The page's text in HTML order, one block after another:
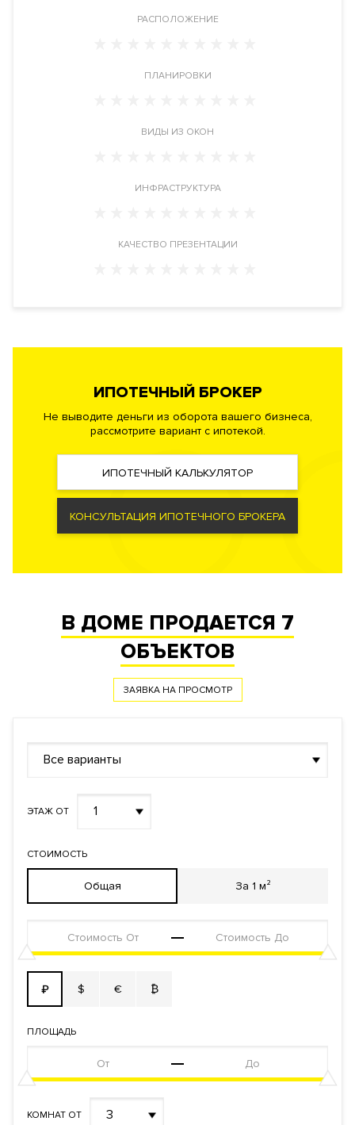
. Зона отдыха. Круглосуточная служба
Видеонаблюдение периметра.
Документы ЗАЯВКА НА ЮРИДИЧЕСКУЮ КОНСУЛЬТАЦИЮ
правообладания
договору
Жилой
РАСПОЛОЖЕНИЕ
ПЛАНИРОВКИ
ВИДЫ ИЗ ОКОН
ИНФРАСТРУКТУРА
КАЧЕСТВО ПРЕЗЕНТАЦИИ
ИПОТЕЧНЫЙ БРОКЕР
Не выводите деньги из оборота вашего бизнеса,
рассмотрите вариант с ипотекой.
ИПОТЕЧНЫЙ КАЛЬКУЛЯТОР
КОНСУЛЬТАЦИЯ ИПОТЕЧНОГО БРОКЕРА
В ДОМЕ ПРОДАЕТСЯ 7
ОБЪЕКТОВ
ЗАЯВКА НА ПРОСМОТР
Все варианты
ЭТАЖ ОТ 1
СТОИМОСТЬ
Общая За 1 м²
₽ $ € ₿
ПЛОЩАДЬ
КОМНАТ ОТ 3